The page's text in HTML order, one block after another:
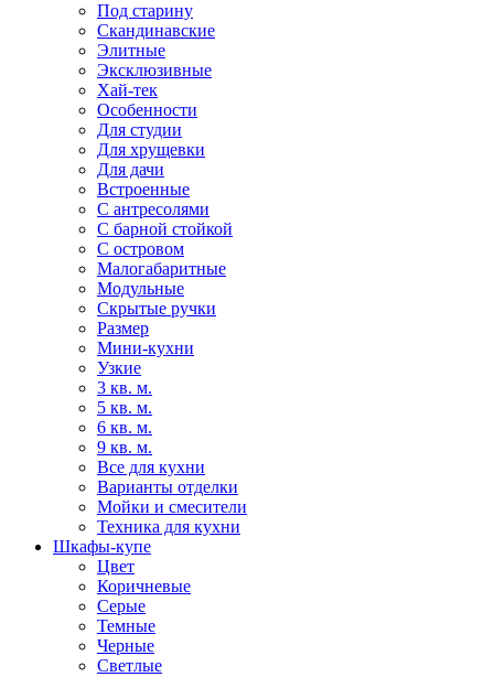
Под старину
Скандинавские
Элитные
Эксклюзивные
Хай-тек
Особенности
Для студии
Для хрущевки
Для дачи
Встроенные
С антресолями
С барной стойкой
С островом
Малогабаритные
Модульные
Скрытые ручки
Размер
Мини-кухни
Узкие
3 кв. м.
5 кв. м.
6 кв. м.
9 кв. м.
Все для кухни
Варианты отделки
Мойки и смесители
Техника для кухни
Шкафы-купе
Цвет
Коричневые
Серые
Темные
Черные
Светлые